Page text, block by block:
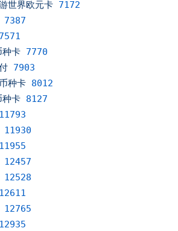
世界欧元卡 7172
7387
7571
卡 7770
7903
种卡 8012
卡 8127
11793
11930
11955
12457
12528
12611
12765
12935